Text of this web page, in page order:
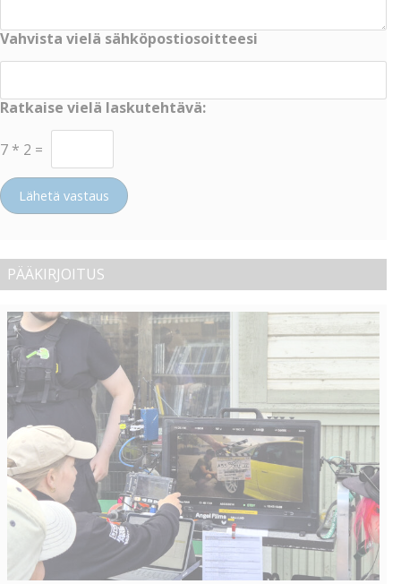
Vahvista vielä sähköpostiosoitteesi
Ratkaise vielä laskutehtävä:
7 * 2 =
Lähetä vastaus
PÄÄKIRJOITUS